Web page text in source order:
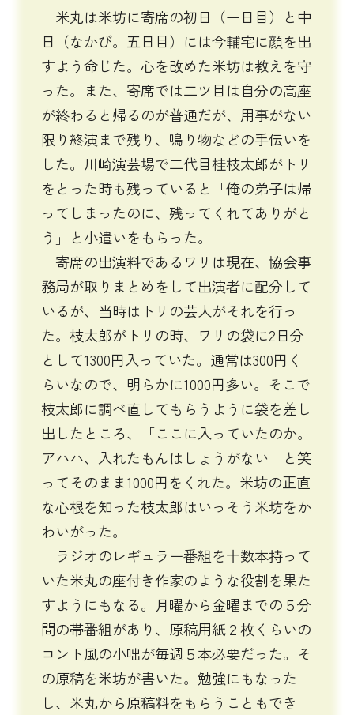
米丸は米坊に寄席の初日（一日目）と中
日（なかび。五日目）には今輔宅に顔を出
すよう命じた。心を改めた米坊は教えを守
った。また、寄席では二ツ目は自分の高座
が終わると帰るのが普通だが、用事がない
限り終演まで残り、鳴り物などの手伝いを
した。川崎演芸場で二代目桂枝太郎がトリ
をとった時も残っていると「俺の弟子は帰
ってしまったのに、残ってくれてありがと
う」と小遣いをもらった。
寄席の出演料であるワリは現在、協会事
務局が取りまとめをして出演者に配分して
いるが、当時はトリの芸人がそれを行っ
た。枝太郎がトリの時、ワリの袋に2日分
として1300円入っていた。通常は300円く
らいなので、明らかに1000円多い。そこで
枝太郎に調べ直してもらうように袋を差し
出したところ、「ここに入っていたのか。
アハハ、入れたもんはしょうがない」と笑
ってそのまま1000円をくれた。米坊の正直
な心根を知った枝太郎はいっそう米坊をか
わいがった。
ラジオのレギュラー番組を十数本持って
いた米丸の座付き作家のような役割を果た
すようにもなる。月曜から金曜までの５分
間の帯番組があり、原稿用紙２枚くらいの
コント風の小咄が毎週５本必要だった。そ
の原稿を米坊が書いた。勉強にもなった
し、米丸から原稿料をもらうこともでき